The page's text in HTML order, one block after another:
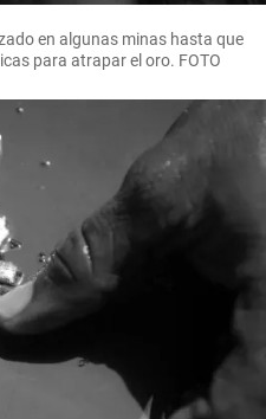
en algunas minas hasta que
para atrapar el oro. FOTO